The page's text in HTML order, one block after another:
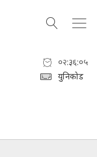
०२:३६:०६
युनिकोड